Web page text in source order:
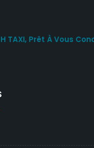
H TAXI, Prêt À Vous